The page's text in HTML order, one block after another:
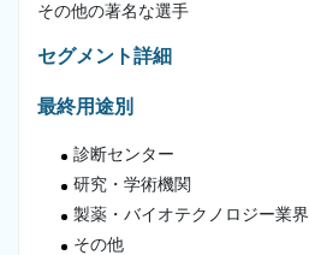
その他の著名な選手
セグメント詳細
最終用途別
診断センター
研究・学術機関
製薬・バイオテクノロジー業界
その他